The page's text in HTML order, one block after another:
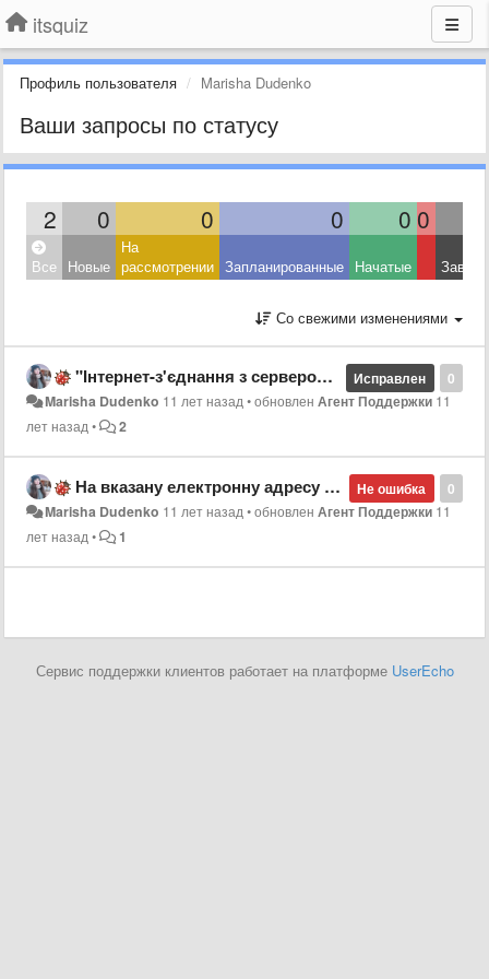
itsquiz
Профиль пользователя Marisha Dudenko
Ваши запросы по статусу
2 0 0 0 0 0
Все Новые
На
рассмотрении Запланированные Начатые
Со свежими изменениями
0
Исправлен
"Інтернет-з'єднання з сервером втрачено" постійно вибиває...
Marisha Dudenko 11 лет назад•обновленАгент Поддержки 11
лет назад• 2
0
Не ошибка
На вказану електронну адресу вже зареєстровано результати тестування
Marisha Dudenko 11 лет назад•обновленАгент Поддержки 11
лет назад• 1
Сервис поддержки клиентов работает на платформе UserEcho